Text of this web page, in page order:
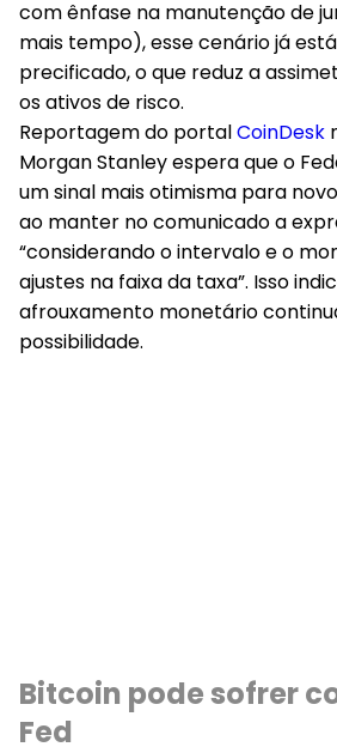
com ênfase na manutenção de
mais tempo), esse cenário já
precificado, o que reduz a
os ativos de risco.
Reportagem do portalCoinDesk
Morgan Stanley espera que o
um sinal mais otimisma para
ao manter no comunicado a
“considerando o intervalo e o
ajustes na faixa da taxa”. Isso
afrouxamento monetário
possibilidade.
Bitcoin pode sofrer
Fed